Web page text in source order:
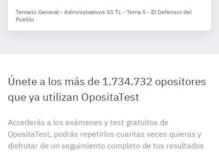
Temario General - Administrativos SS TL - Tema 5 - El Defensor del
Pueblo
Únete a los más de 1.734.732 opositores
que ya utilizan OpositaTest
Accederás a los exámenes y test gratuitos de
OpositaTest, podrás repetirlos cuantas veces quieras y
disfrutar de un seguimiento completo de tus resultados